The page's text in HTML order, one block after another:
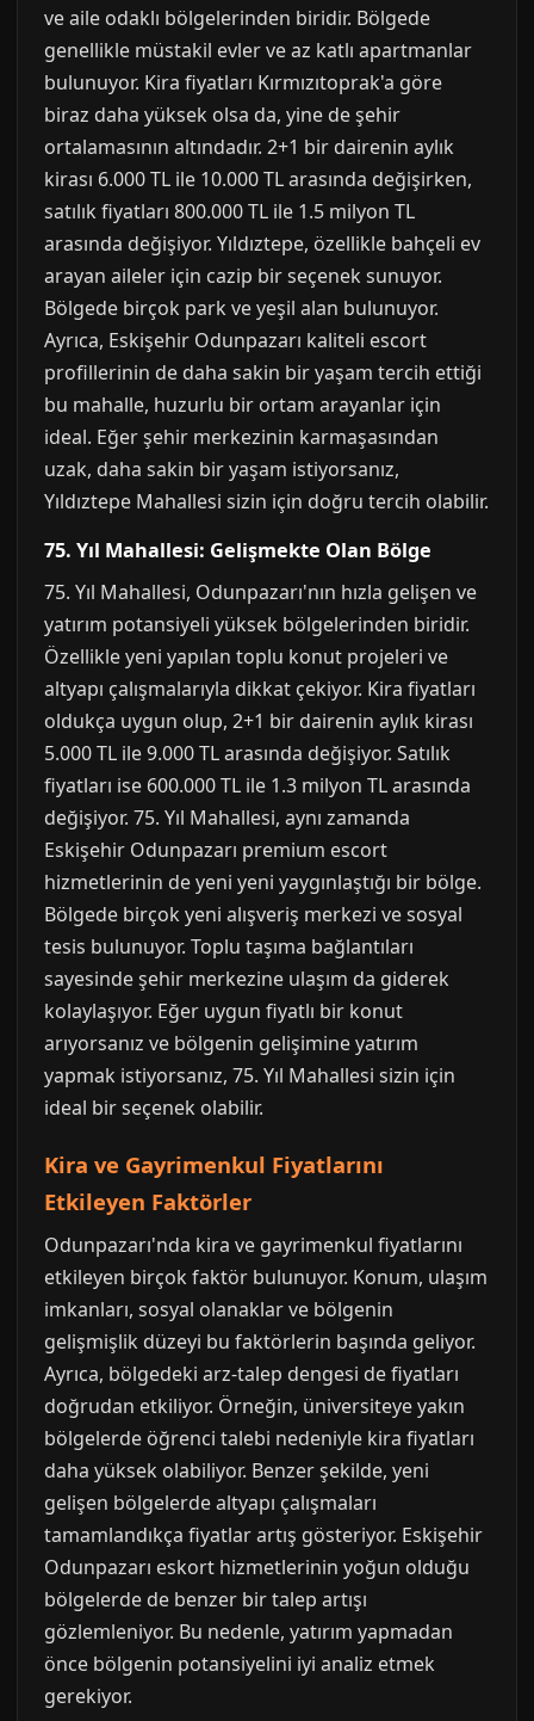
ve aile odaklı bölgelerinden biridir. Bölgede
genellikle müstakil evler ve az katlı apartmanlar
bulunuyor. Kira fiyatları Kırmızıtoprak'a göre
biraz daha yüksek olsa da, yine de şehir
ortalamasının altındadır. 2+1 bir dairenin aylık
kirası 6.000 TL ile 10.000 TL arasında değişirken,
satılık fiyatları 800.000 TL ile 1.5 milyon TL
arasında değişiyor. Yıldıztepe, özellikle bahçeli ev
arayan aileler için cazip bir seçenek sunuyor.
Bölgede birçok park ve yeşil alan bulunuyor.
Ayrıca, Eskişehir Odunpazarı kaliteli escort
profillerinin de daha sakin bir yaşam tercih ettiği
bu mahalle, huzurlu bir ortam arayanlar için
ideal. Eğer şehir merkezinin karmaşasından
uzak, daha sakin bir yaşam istiyorsanız,
Yıldıztepe Mahallesi sizin için doğru tercih olabilir.
75. Yıl Mahallesi: Gelişmekte Olan Bölge
75. Yıl Mahallesi, Odunpazarı'nın hızla gelişen ve
yatırım potansiyeli yüksek bölgelerinden biridir.
Özellikle yeni yapılan toplu konut projeleri ve
altyapı çalışmalarıyla dikkat çekiyor. Kira fiyatları
oldukça uygun olup, 2+1 bir dairenin aylık kirası
5.000 TL ile 9.000 TL arasında değişiyor. Satılık
fiyatları ise 600.000 TL ile 1.3 milyon TL arasında
değişiyor. 75. Yıl Mahallesi, aynı zamanda
Eskişehir Odunpazarı premium escort
hizmetlerinin de yeni yeni yaygınlaştığı bir bölge.
Bölgede birçok yeni alışveriş merkezi ve sosyal
tesis bulunuyor. Toplu taşıma bağlantıları
sayesinde şehir merkezine ulaşım da giderek
kolaylaşıyor. Eğer uygun fiyatlı bir konut
arıyorsanız ve bölgenin gelişimine yatırım
yapmak istiyorsanız, 75. Yıl Mahallesi sizin için
ideal bir seçenek olabilir.
Kira ve Gayrimenkul Fiyatlarını
Etkileyen Faktörler
Odunpazarı'nda kira ve gayrimenkul fiyatlarını
etkileyen birçok faktör bulunuyor. Konum, ulaşım
imkanları, sosyal olanaklar ve bölgenin
gelişmişlik düzeyi bu faktörlerin başında geliyor.
Ayrıca, bölgedeki arz-talep dengesi de fiyatları
doğrudan etkiliyor. Örneğin, üniversiteye yakın
bölgelerde öğrenci talebi nedeniyle kira fiyatları
daha yüksek olabiliyor. Benzer şekilde, yeni
gelişen bölgelerde altyapı çalışmaları
tamamlandıkça fiyatlar artış gösteriyor. Eskişehir
Odunpazarı eskort hizmetlerinin yoğun olduğu
bölgelerde de benzer bir talep artışı
gözlemleniyor. Bu nedenle, yatırım yapmadan
önce bölgenin potansiyelini iyi analiz etmek
gerekiyor.